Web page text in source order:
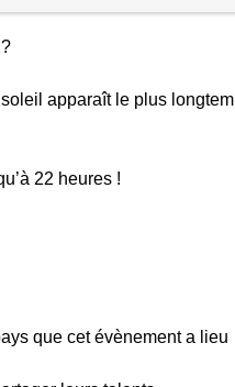
soleil apparaît le plus
22 heures !
que cet évènement a lieu